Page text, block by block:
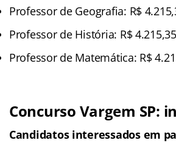
Professor de Geografia: R$
Professor de História: R$ 4.215,35
Professor de Matemática: R$
Concurso Vargem SP:
Candidatos interessados em